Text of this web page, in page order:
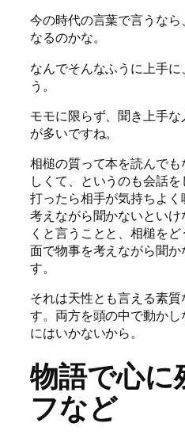
今の時代の言葉で言うな
なるのかな。
なんでそんなふうに上手
う。
モモに限らず、聞き上手
が多いですね。
相槌の質って本を読んで
しくて、というのも会話
打ったら相手が気持ちよ
考えながら聞かないとい
くと言うことと、相槌を
面で物事を考えながら聞
す。
それは天性とも言える素
す。両方を頭の中で動か
にはいかないから。
物語で心に
フなど